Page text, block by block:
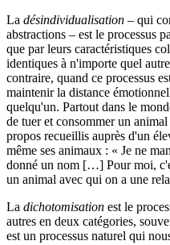
La désindividualisation – qui
abstractions – est le processus
que par leurs caractéristiques
identiques à n'importe quel
contraire, quand ce processus
maintenir la distance
quelqu'un. Partout dans le
de tuer et consommer un
propos recueillis auprès d'un
même ses animaux : « Je ne
donné un nom […] Pour moi,
un animal avec qui on a une
La dichotomisation est le
autres en deux catégories,
est un processus naturel qui